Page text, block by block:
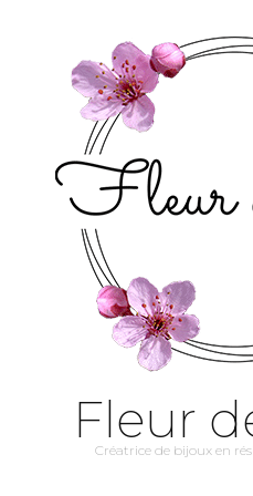
Fleur
Créatrice de bijoux en